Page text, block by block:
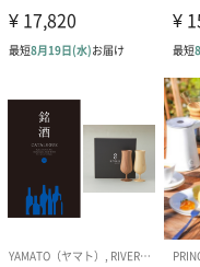
プリザーブドフラワー
ブーケ（ピンク）
（2,580円）